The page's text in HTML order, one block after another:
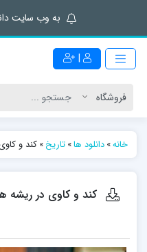
به وب سایت
|
خانه»دانلود ها»تاریخ»کند و
کند و کاوی در ریشه